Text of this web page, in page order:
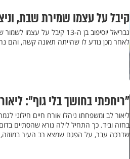
קיבל על עצמו שמירת שבת,
גבריאל יוסיפוב בן ה-13
לאחר מכן נודע לו שהייתה תאונה קשה, והם
"ריחפתי בחושך בלי גוף":
בחזה וביד. כך התחיל לילה נורא שהסתיים
שדרכה עבר, על הפגם שמצא רב העיר